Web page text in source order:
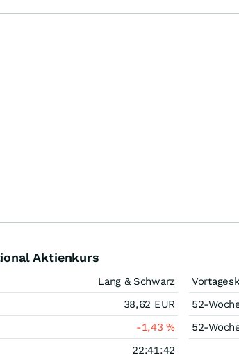
Aktienkurs
Lang & Schwarz
38,62 EUR
-1,43%
22:41:42
52-
52-